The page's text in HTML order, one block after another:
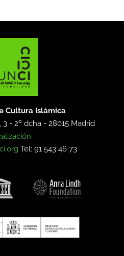
Cultura Islámica
3 - 2º dcha -28015 Madrid
Tel: 91 543 46 73